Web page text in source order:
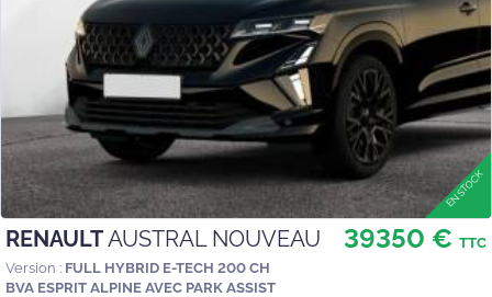
RENAULTAUSTRAL NOUVEAU
Version : FULL HYBRID E-TECH 200 CH
BVA ESPRIT ALPINE AVEC PARK ASSIST
39350 € TTC